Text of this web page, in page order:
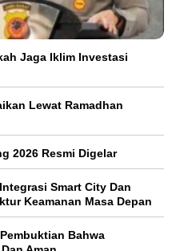
Jaga Iklim Investasi
Lewat Ramadhan
2026 Resmi Digelar
Smart City Dan
Keamanan Masa Depan
Bahwa